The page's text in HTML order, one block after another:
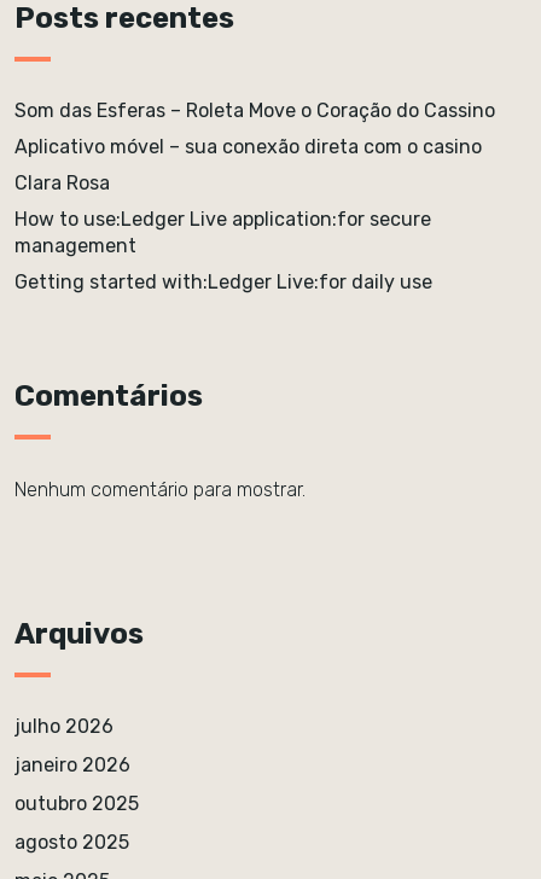
Posts recentes
Som das Esferas – Roleta Move o Coração do Cassino
Aplicativo móvel – sua conexão direta com o casino
Clara Rosa
How to use:Ledger Live application:for secure
management
Getting started with:Ledger Live:for daily use
Comentários
Nenhum comentário para mostrar.
Arquivos
julho 2026
janeiro 2026
outubro 2025
agosto 2025